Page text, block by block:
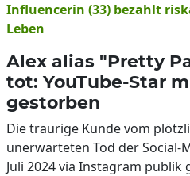
Influencerin (33) bezahlt
Leben
Alex alias "Pretty
tot: YouTube-Star
gestorben
Die traurige Kunde vom
unerwarteten Tod der Social-
Juli 2024 via Instagram publik